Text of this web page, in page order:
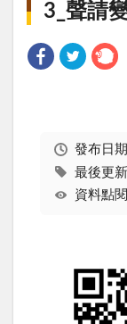
3_聲請
發布日
最後更
資料點